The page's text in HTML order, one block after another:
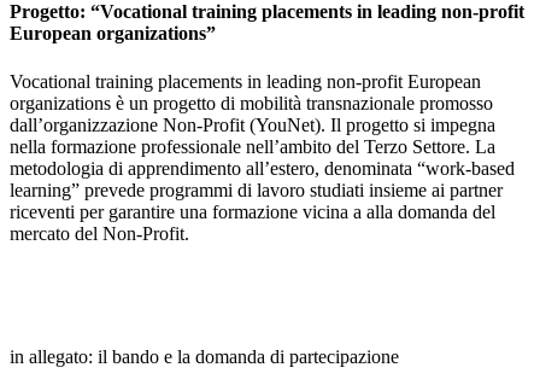
Progetto: “Vocational training placements in leading non-profit
European organizations”
Vocational training placements in leading non-profit European
organizations è un progetto di mobilità transnazionale promosso
dall’organizzazione Non-Profit (YouNet). Il progetto si impegna
nella formazione professionale nell’ambito del Terzo Settore. La
metodologia di apprendimento all’estero, denominata “work-based
learning” prevede programmi di lavoro studiati insieme ai partner
riceventi per garantire una formazione vicina a alla domanda del
mercato del Non-Profit.
in allegato: il bando e la domanda di partecipazione